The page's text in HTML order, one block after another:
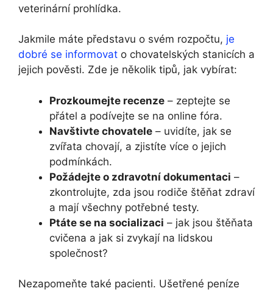
veterinární prohlídka.
Jakmile máte představu o svém rozpočtu, je
dobré se informovat o chovatelských stanicích a
jejich pověsti. Zde je několik tipů, jak vybírat:
Prozkoumejte recenze – zeptejte se
přátel a podívejte se na online fóra.
Navštivte chovatele – uvidíte, jak se
zvířata chovají, a zjistíte více o jejich
podmínkách.
Požádejte o zdravotní dokumentaci –
zkontrolujte, zda jsou rodiče štěňat zdraví
a mají všechny potřebné testy.
Ptáte se na socializaci – jak jsou štěňata
cvičena a jak si zvykají na lidskou
společnost?
Nezapomeňte také pacienti. Ušetřené peníze